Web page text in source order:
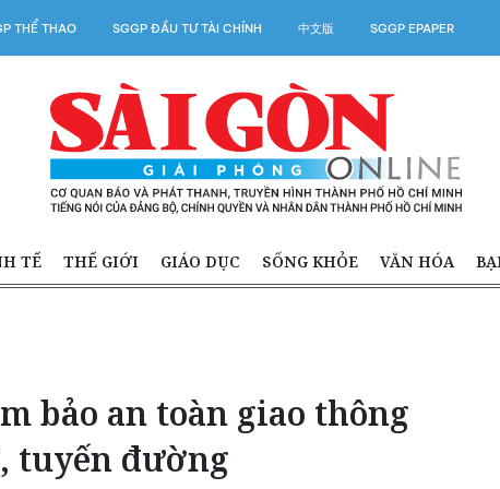
THỂ THAO SGGP ĐẦU TƯ TÀI CHÍNH 中文版 SGGP EPAPER
TẾ THẾ GIỚI GIÁO DỤC SỐNG KHỎE VĂN HÓA
bảo an toàn giao thông
tuyến đường